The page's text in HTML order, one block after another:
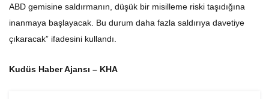
ABD gemisine saldırmanın, düşük bir misilleme riski taşıdığına
inanmaya başlayacak. Bu durum daha fazla saldırıya davetiye
çıkaracak” ifadesini kullandı.
Kudüs Haber Ajansı – KHA